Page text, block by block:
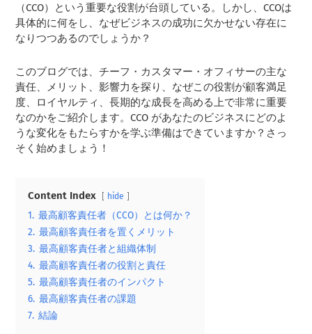
（CCO）という重要な役割が台頭している。しかし、CCOは
具体的に何をし、なぜビジネスの成功に欠かせない存在に
なりつつあるのでしょうか？
このブログでは、チーフ・カスタマー・オフィサーの主な
責任、メリット、影響力を探り、なぜこの役割が顧客満足
度、ロイヤルティ、長期的な成長を高める上で非常に重要
なのかをご紹介します。CCO があなたのビジネスにどのよ
うな変化をもたらすかを学ぶ準備はできていますか？さっ
そく始めましょう！
Content Index hide
1. 最高顧客責任者（CCO）とは何か？
2. 最高顧客責任者を置くメリット
3. 最高顧客責任者と組織体制
4. 最高顧客責任者の役割と責任
5. 最高顧客責任者のインパクト
6. 最高顧客責任者の課題
7. 結論